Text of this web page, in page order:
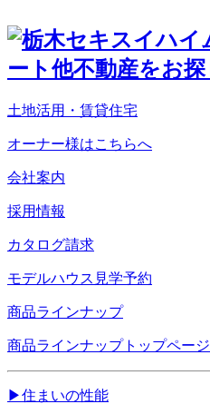
土地活用・賃貸住宅
オーナー様はこちらへ
会社案内
採用情報
カタログ請求
モデルハウス見学予約
商品ラインナップ
商品ラインナップトップページ
▶住まいの性能